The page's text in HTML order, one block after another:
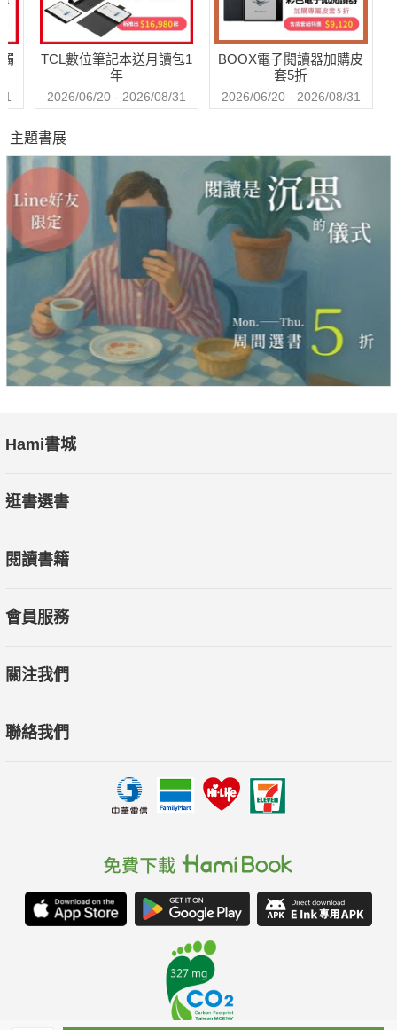
TCL數位筆記本送月讀包1
年
2026/06/20 - 2026/08/31
BOOX電子閱讀器加購皮
套5折
2026/06/20 - 2026/08/31
主題書展
Hami書城
逛書選書
閱讀書籍
會員服務
關注我們
聯絡我們